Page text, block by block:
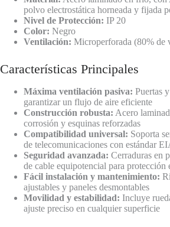
polvo electrostática horneada y fijada
Nivel de Protección: IP 20
Color: Negro
Ventilación: Microperforada (80% de
Características Principales
Máxima ventilación pasiva: Puertas
garantizar un flujo de aire eficiente
Construcción robusta: Acero
corrosión y esquinas reforzadas
Compatibilidad universal: Soporta
de telecomunicaciones con estándar
Seguridad avanzada: Cerraduras en
de cable equipotencial para protección
Fácil instalación y mantenimiento:
ajustables y paneles desmontables
Movilidad y estabilidad: Incluye
ajuste preciso en cualquier superficie